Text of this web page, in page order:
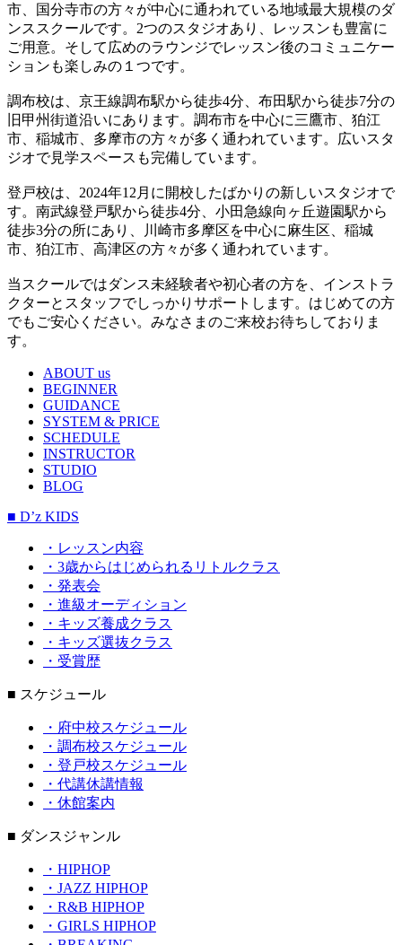
市、国分寺市の方々が中心に通われている地域最大規模のダ
ンススクールです。2つのスタジオあり、レッスンも豊富に
ご用意。そして広めのラウンジでレッスン後のコミュニケー
ションも楽しみの１つです。
調布校は、京王線調布駅から徒歩4分、布田駅から徒歩7分の
旧甲州街道沿いにあります。調布市を中心に三鷹市、狛江
市、稲城市、多摩市の方々が多く通われています。広いスタ
ジオで見学スペースも完備しています。
登戸校は、2024年12月に開校したばかりの新しいスタジオで
す。南武線登戸駅から徒歩4分、小田急線向ヶ丘遊園駅から
徒歩3分の所にあり、川崎市多摩区を中心に麻生区、稲城
市、狛江市、高津区の方々が多く通われています。
当スクールではダンス未経験者や初心者の方を、インストラ
クターとスタッフでしっかりサポートします。はじめての方
でもご安心ください。みなさまのご来校お待ちしておりま
す。
ABOUT us
BEGINNER
GUIDANCE
SYSTEM & PRICE
SCHEDULE
INSTRUCTOR
STUDIO
BLOG
■ D’z KIDS
・レッスン内容
・3歳からはじめられるリトルクラス
・発表会
・進級オーディション
・キッズ養成クラス
・キッズ選抜クラス
・受賞歴
■ スケジュール
・府中校スケジュール
・調布校スケジュール
・登戸校スケジュール
・代講休講情報
・休館案内
■ ダンスジャンル
・HIPHOP
・JAZZ HIPHOP
・R&B HIPHOP
・GIRLS HIPHOP